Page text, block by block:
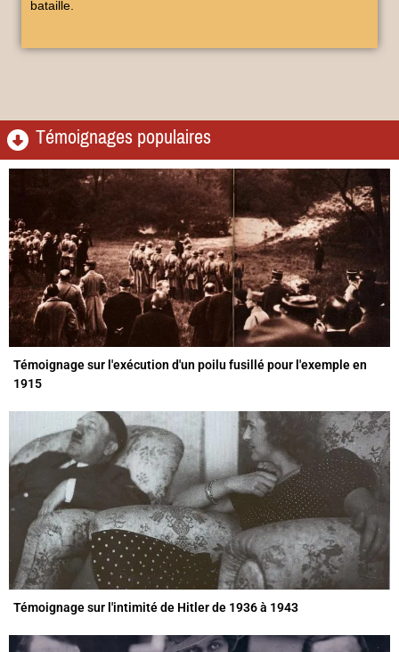
bataille.
Témoignages populaires
Témoignage sur l'exécution d'un poilu fusillé pour l'exemple en
1915
Témoignage sur l'intimité de Hitler de 1936 à 1943